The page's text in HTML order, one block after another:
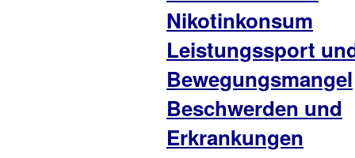
Nikotinkonsum
Leistungssport
Bewegungsmangel
Beschwerden und
Erkrankungen